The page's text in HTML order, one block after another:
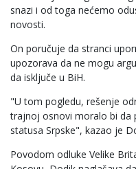
snazi i od toga nećemo
novosti.
On poručuje da stranci
upozorava da ne mogu
da isključe u BiH.
"U tom pogledu, rešenje
trajnoj osnovi moralo bi da
statusa Srpske", kazao je
Povodom odluke Velike